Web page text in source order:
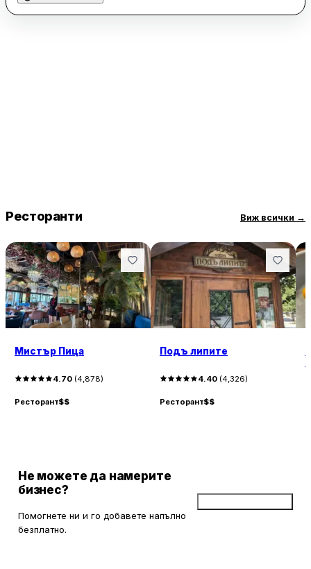
Ресторанти Виж всички →
Мистър Пица
4.70 (4,878)
Ресторант$$
Подъ липите
4.40 (4,326)
Ресторант$$
Не можете да намерите
бизнес?
Помогнете ни и го добавете напълно
безплатно.